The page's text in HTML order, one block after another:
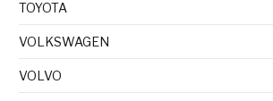
TOYOTA
VOLKSWAGEN
VOLVO